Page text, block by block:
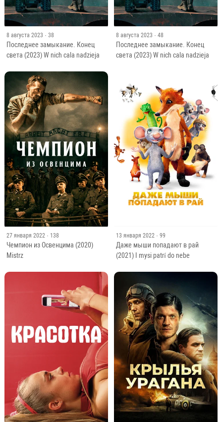
8 августа 2023 · 38
Последнее замыкание. Конец
света (2023) W nich cala nadzieja
8 августа 2023 · 48
Последнее замыкание. Конец
света (2023) W nich cala nadzieja
27 января 2022 · 138
Чемпион из Освенцима (2020)
Mistrz
13 января 2022 · 99
Даже мыши попадают в рай
(2021) I mysi patrí do nebe